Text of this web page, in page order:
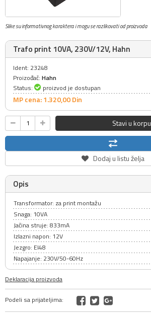
Slike su informativnog karaktera i mogu se razlikovati od proizvoda
Trafo print 10VA, 230V/12V, Hahn
Ident: 23248
Proizođač: Hahn
Status:
proizvod je dostupan
MP cena: 1.320,00Din
Stavi u korpu
Dodaj u listu želja
Opis
Transformator: za print montažu
Snaga: 10VA
Jačina struje: 833mA
Izlazni napon: 12V
Jezgro: EI48
Napajanje: 230V/50-60Hz
Deklaracija proizvoda
Podeli sa prijateljima: